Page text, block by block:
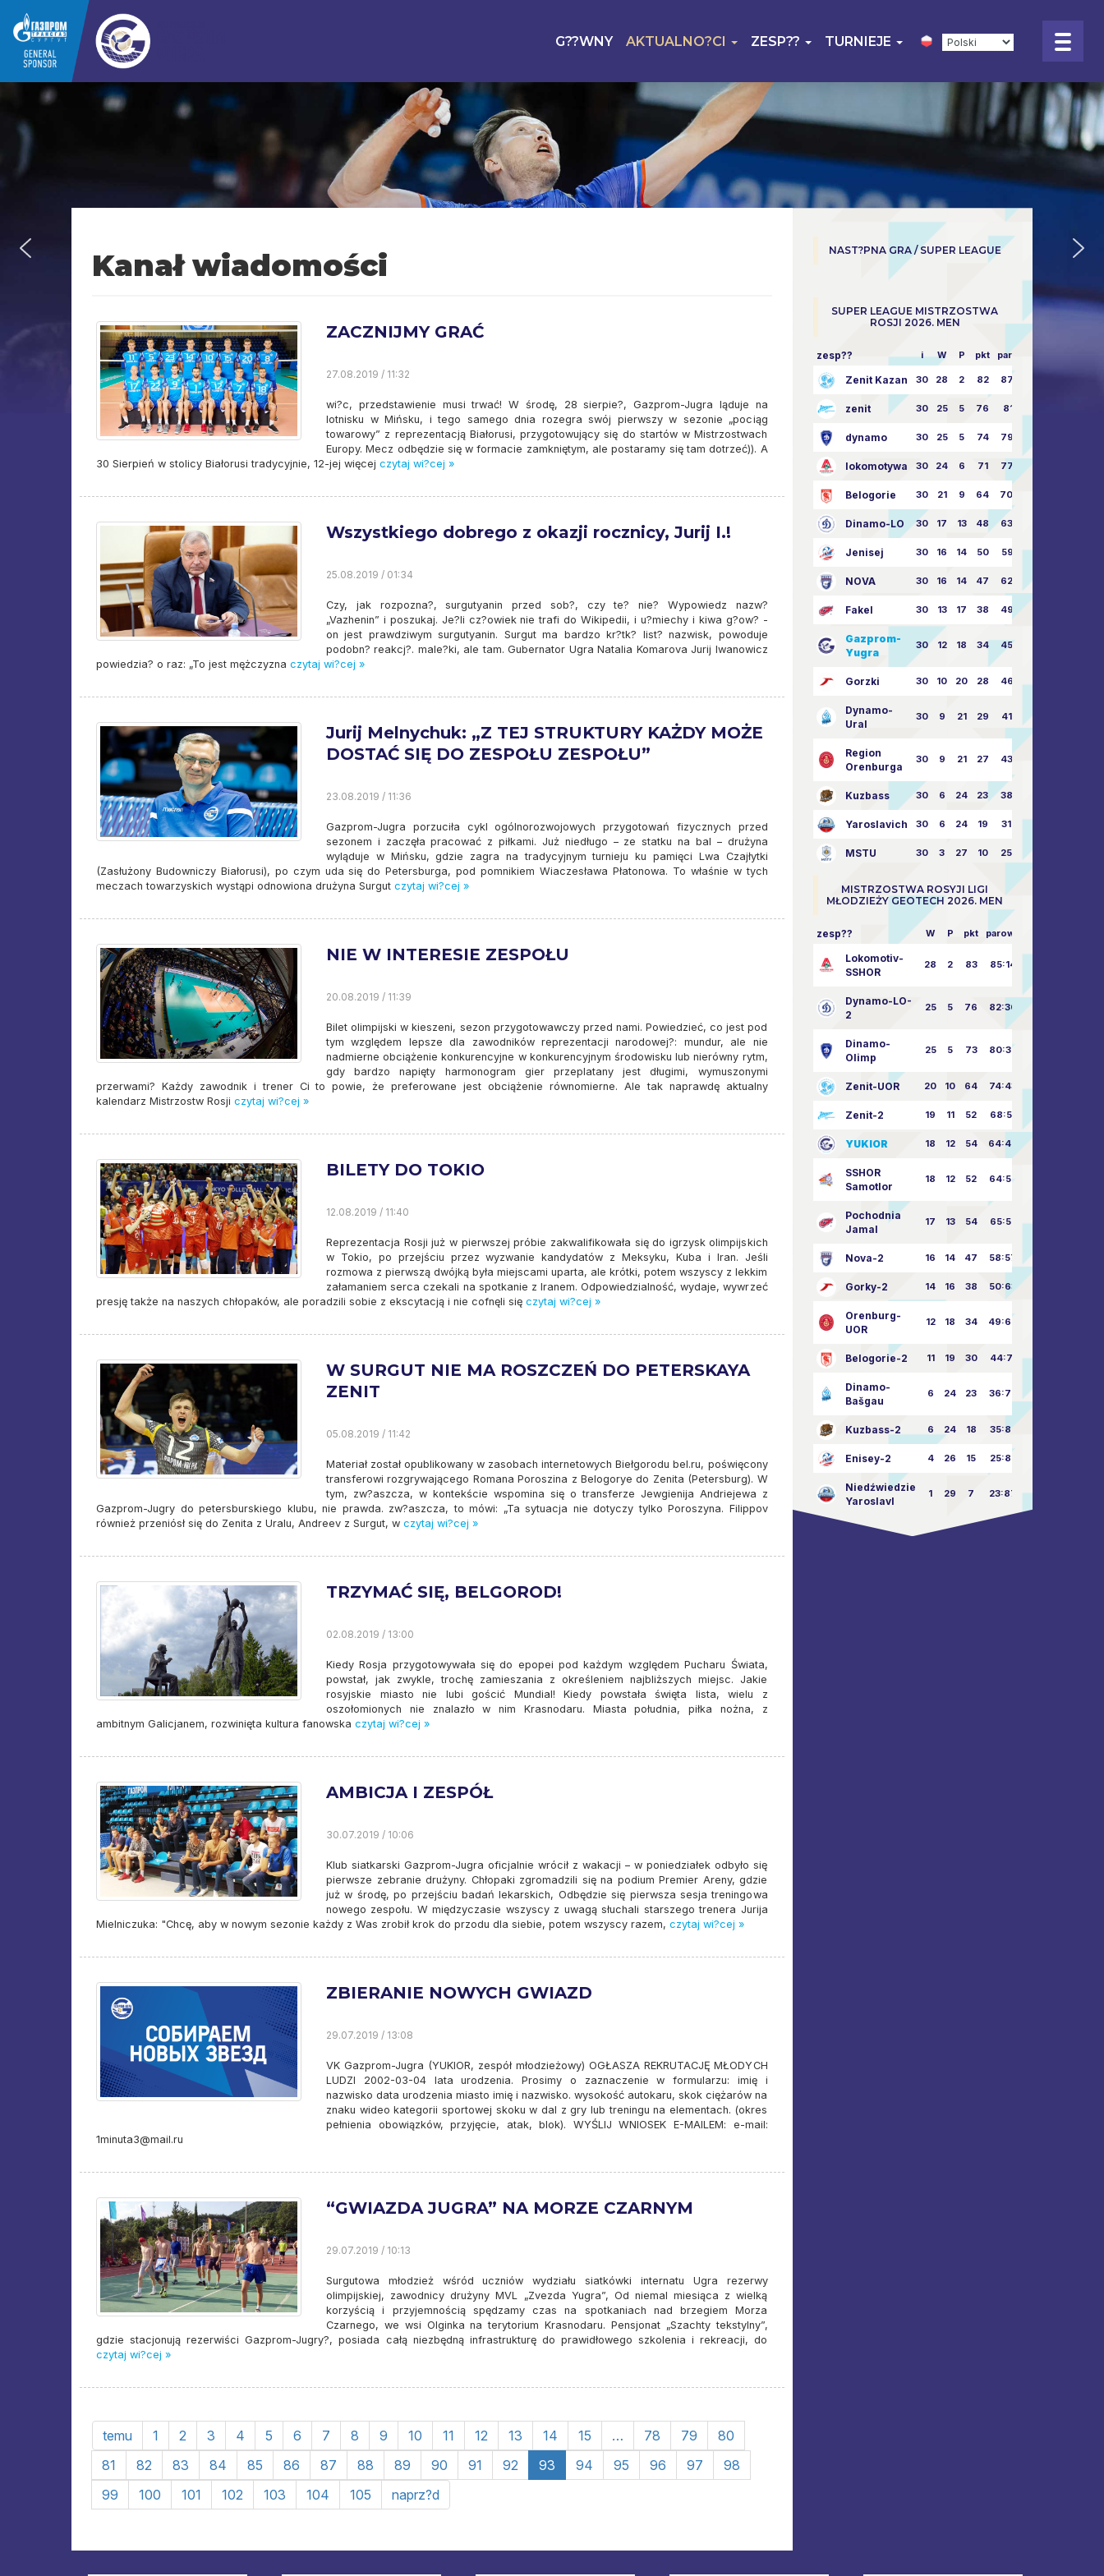
G??WNY AKTUALNO?CI ZESP?? TURNIEJE
Kanał wiadomości
ZACZNIJMY GRAĆ
27.08.2019 / 11:32
wi?c, przedstawienie musi trwać! W środę, 28 sierpie?, Gazprom-Jugra ląduje na
lotnisku w Mińsku, i tego samego dnia rozegra swój pierwszy w sezonie „pociąg
towarowy” z reprezentacją Białorusi, przygotowujący się do startów w Mistrzostwach
Europy. Mecz odbędzie się w formacie zamkniętym, ale postaramy się tam dotrzeć)). A
30 Sierpień w stolicy Białorusi tradycyjnie, 12-jej więcej czytaj wi?cej »
Wszystkiego dobrego z okazji rocznicy, Jurij I.!
25.08.2019 / 01:34
Czy, jak rozpozna?, surgutyanin przed sob?, czy te? nie? Wypowiedz nazw?
„Vazhenin” i poszukaj. Je?li cz?owiek nie trafi do Wikipedii, i u?miechy i kiwa g?ow? -
on jest prawdziwym surgutyanin. Surgut ma bardzo kr?tk? list? nazwisk, powoduje
podobn? reakcj?. male?ki, ale tam. Gubernator Ugra Natalia Komarova Jurij Iwanowicz
powiedzia? o raz: „To jest mężczyzna czytaj wi?cej »
Jurij Melnychuk: „Z TEJ STRUKTURY KAŻDY MOŻE
DOSTAĆ SIĘ DO ZESPOŁU ZESPOŁU”
23.08.2019 / 11:36
Gazprom-Jugra porzuciła cykl ogólnorozwojowych przygotowań fizycznych przed
sezonem i zaczęła pracować z piłkami. Już niedługo – ze statku na bal – drużyna
wyląduje w Mińsku, gdzie zagra na tradycyjnym turnieju ku pamięci Lwa Czajłytki
(Zasłużony Budowniczy Białorusi), po czym uda się do Petersburga, pod pomnikiem Wiaczesława Płatonowa. To właśnie w tych
meczach towarzyskich wystąpi odnowiona drużyna Surgut czytaj wi?cej »
NIE W INTERESIE ZESPOŁU
20.08.2019 / 11:39
Bilet olimpijski w kieszeni, sezon przygotowawczy przed nami. Powiedzieć, co jest pod
tym względem lepsze dla zawodników reprezentacji narodowej?: mundur, ale nie
nadmierne obciążenie konkurencyjne w konkurencyjnym środowisku lub nierówny rytm,
gdy bardzo napięty harmonogram gier przeplatany jest długimi, wymuszonymi
przerwami? Każdy zawodnik i trener Ci to powie, że preferowane jest obciążenie równomierne. Ale tak naprawdę aktualny
kalendarz Mistrzostw Rosji czytaj wi?cej »
BILETY DO TOKIO
12.08.2019 / 11:40
Reprezentacja Rosji już w pierwszej próbie zakwalifikowała się do igrzysk olimpijskich
w Tokio, po przejściu przez wyzwanie kandydatów z Meksyku, Kuba i Iran. Jeśli
rozmowa z pierwszą dwójką była miejscami uparta, ale krótki, potem wszyscy z lekkim
załamaniem serca czekali na spotkanie z Iranem. Odpowiedzialność, wydaje, wywrzeć
presję także na naszych chłopaków, ale poradzili sobie z ekscytacją i nie cofnęli się czytaj wi?cej »
W SURGUT NIE MA ROSZCZEŃ DO PETERSKAYA
ZENIT
05.08.2019 / 11:42
Materiał został opublikowany w zasobach internetowych Biełgorodu bel.ru, poświęcony
transferowi rozgrywającego Romana Poroszina z Belogorye do Zenita (Petersburg). W
tym, zw?aszcza, w kontekście wspomina się o transferze Jewgienija Andriejewa z
Gazprom-Jugry do petersburskiego klubu, nie prawda. zw?aszcza, to mówi: „Ta sytuacja nie dotyczy tylko Poroszyna. Filippov
również przeniósł się do Zenita z Uralu, Andreev z Surgut, w czytaj wi?cej »
TRZYMAĆ SIĘ, BELGOROD!
02.08.2019 / 13:00
Kiedy Rosja przygotowywała się do epopei pod każdym względem Pucharu Świata,
powstał, jak zwykle, trochę zamieszania z określeniem najbliższych miejsc. Jakie
rosyjskie miasto nie lubi gościć Mundial! Kiedy powstała święta lista, wielu z
oszołomionych nie znalazło w nim Krasnodaru. Miasta południa, piłka nożna, z
ambitnym Galicjanem, rozwinięta kultura fanowska czytaj wi?cej »
AMBICJA I ZESPÓŁ
30.07.2019 / 10:06
Klub siatkarski Gazprom-Jugra oficjalnie wrócił z wakacji – w poniedziałek odbyło się
pierwsze zebranie drużyny. Chłopaki zgromadzili się na podium Premier Areny, gdzie
już w środę, po przejściu badań lekarskich, Odbędzie się pierwsza sesja treningowa
nowego zespołu. W międzyczasie wszyscy z uwagą słuchali starszego trenera Jurija
Mielniczuka: "Chcę, aby w nowym sezonie każdy z Was zrobił krok do przodu dla siebie, potem wszyscy razem, czytaj wi?cej »
ZBIERANIE NOWYCH GWIAZD
29.07.2019 / 13:08
VK Gazprom-Jugra (YUKIOR, zespół młodzieżowy) OGŁASZA REKRUTACJĘ MŁODYCH
LUDZI 2002-03-04 lata urodzenia. Prosimy o zaznaczenie w formularzu: imię i
nazwisko data urodzenia miasto imię i nazwisko. wysokość autokaru, skok ciężarów na
znaku wideo kategorii sportowej skoku w dal z gry lub treningu na elementach. (okres
pełnienia obowiązków, przyjęcie, atak, blok). WYŚLIJ WNIOSEK E-MAILEM: e-mail:
1minuta3@mail.ru
“GWIAZDA JUGRA” NA MORZE CZARNYM
29.07.2019 / 10:13
Surgutowa młodzież wśród uczniów wydziału siatkówki internatu Ugra rezerwy
olimpijskiej, zawodnicy drużyny MVL „Zvezda Yugra”, Od niemal miesiąca z wielką
korzyścią i przyjemnością spędzamy czas na spotkaniach nad brzegiem Morza
Czarnego, we wsi Olginka na terytorium Krasnodaru. Pensjonat „Szachty tekstylny”,
gdzie stacjonują rezerwiści Gazprom-Jugry?, posiada całą niezbędną infrastrukturę do prawidłowego szkolenia i rekreacji, do
czytaj wi?cej »
temu 1 2 3 4 5 6 7 8 9 10 11 12 13 14 15 … 78 79
80
81
82 83 84 85 86 87 88 89 90 91 92 93 94 95 96 97
98
99
100 101 102 103 104 105 naprz?d
NAST?PNA GRA / SUPER LEAGUE
SUPER LEAGUE MISTRZOSTWA
ROSJI 2026. MEN
zesp?? i W P pkt parowy
Zenit Kazan 30 28 2 82 87:24
zenit 30 25 5 76 81:21
dynamo 30 25 5 74 79:26
lokomotywa 30 24 6 71 77:33
Belogorie 30 21 9 64 70:40
Dinamo-LO 30 17 13 48 63:57
Jenisej 30 16 14 50 59:53
NOVA 30 16 14 47 62:58
Fakel 30 13 17 38 49:62
Gazprom-
Yugra
30 12 18 34 45:63
Gorzki 30 10 20 28 46:73
Dynamo-
Ural
30 9 21 29 41:70
Region
Orenburga
30 9 21 27 43:73
Kuzbass 30 6 24 23 38:76
Yaroslavich 30 6 24 19 31:80
MSTU 30 3 27 10 25:87
MISTRZOSTWA ROSYJI LIGI
MŁODZIEŻY GEOTECH 2026. MEN
zesp?? W P pkt parowy
Lokomotiv-
SSHOR
28 2 83 85:14
Dynamo-LO-
2
25 5 76 82:30
Dinamo-
Olimp
25 5 73 80:32
Zenit-UOR 20 10 64 74:43
Zenit-2 19 11 52 68:51
YUKIOR 18 12 54 64:46
SSHOR
Samotlor
18 12 52 64:50
Pochodnia
Jamal
17 13 54 65:52
Nova-2 16 14 47 58:57
Gorky-2 14 16 38 50:63
Orenburg-
UOR
12 18 34 49:67
Belogorie-2 11 19 30 44:71
Dinamo-
Bašgau
6 24 23 36:75
Kuzbass-2 6 24 18 35:82
Enisey-2 4 26 15 25:82
Niedźwiedzie
Yaroslavl
1 29 7 23:87